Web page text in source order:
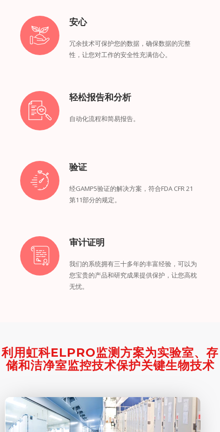
安心
冗余技术可保护您的数据，确保数据的完整
性，让您对工作的安全性充满信心。
轻松报告和分析
自动化流程和简易报告。
验证
经GAMP5验证的解决方案，符合FDA CFR 21
第11部分的规定。
审计证明
我们的系统拥有三十多年的丰富经验，可以为
您宝贵的产品和研究成果提供保护，让您高枕
无忧。
利用虹科ELPRO监测方案为实验室、存
储和洁净室监控技术保护关键生物技术